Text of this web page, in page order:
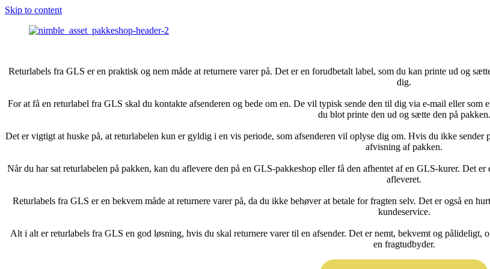
Skip to content
Returlabels fra GLS er en praktisk og nem måde at returnere varer på. Det er en forudbetalt label, som du kan printe ud og
dig.
For at få en returlabel fra GLS skal du kontakte afsenderen og bede om en. De vil typisk sende den til dig via e-mail eller
du blot printe den ud og sætte den på pakken.
Det er vigtigt at huske på, at returlabelen kun er gyldig i en vis periode, som afsenderen vil oplyse dig om. Hvis du ikke
afvisning af pakken.
Når du har sat returlabelen på pakken, kan du aflevere den på en GLS-pakkeshop eller få den afhentet af en GLS-kurer. Det
afleveret.
Returlabels fra GLS er en bekvem måde at returnere varer på, da du ikke behøver at betale for fragten selv. Det er også en
kundeservice.
Alt i alt er returlabels fra GLS en god løsning, hvis du skal returnere varer til en afsender. Det er nemt, bekvemt og
en fragtudbyder.